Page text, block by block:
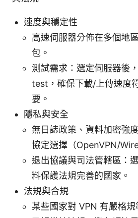
速度與穩定性
高速伺服器分佈在多個地
包。
測試需求：選定伺服器後
test，確保下載/上傳速度
要。
隱私與安全
無日誌政策、資料加密強
協定選擇（OpenVPN/
退出協議與司法管轄區：
料保護法規完善的國家。
法規與合規
某些國家對 VPN 有嚴格